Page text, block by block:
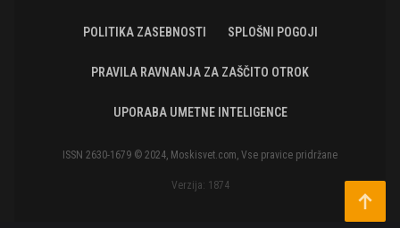
POLITIKA ZASEBNOSTI SPLOŠNI POGOJI
PRAVILA RAVNANJA ZA ZAŠČITO OTROK
UPORABA UMETNE INTELIGENCE
ISSN 2630-1679 © 2024, Moskisvet.com, Vse pravice pridržane
Verzija: 1874